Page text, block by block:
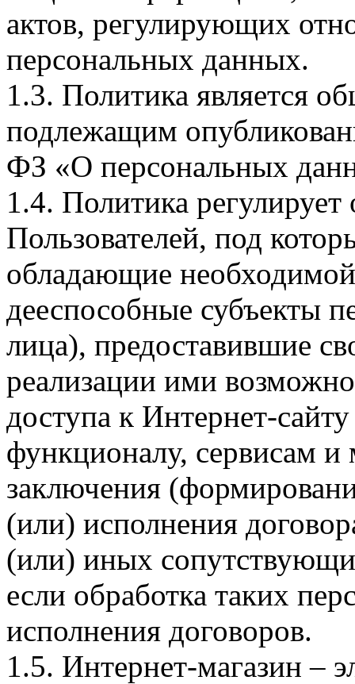
актов, регулирующих
персональных данных.
1.3. Политика является
подлежащим
ФЗ «О персональных
1.4. Политика
Пользователей, под
обладающие
дееспособные субъекты
лица), предоставившие
реализации ими
доступа к Интернет-
функционалу, сервисам и
заключения
(или) исполнения
(или) иных
если обработка таких
исполнения договоров.
1.5. Интернет-магазин –